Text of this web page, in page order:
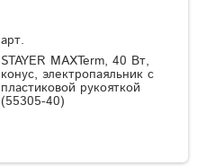
арт.
STAYER MAXTerm, 40 Вт,
конус, электропаяльник с
пластиковой рукояткой
(55305-40)